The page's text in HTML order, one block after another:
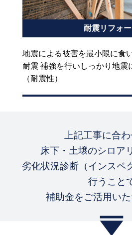
耐震リフォ
地震による被害を最小限に食
耐震 補強を行いしっかり地震
（耐震性）